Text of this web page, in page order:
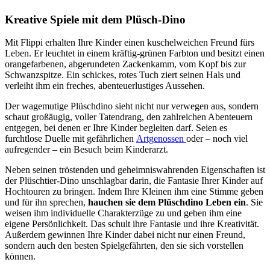
Kreative Spiele mit dem Plüsch-Dino
Mit Flippi erhalten Ihre Kinder einen kuschelweichen Freund fürs
Leben. Er leuchtet in einem kräftig-grünen Farbton und besitzt einen
orangefarbenen, abgerundeten Zackenkamm, vom Kopf bis zur
Schwanzspitze. Ein schickes, rotes Tuch ziert seinen Hals und
verleiht ihm ein freches, abenteuerlustiges Aussehen.
Der wagemutige Plüschdino sieht nicht nur verwegen aus, sondern
schaut großäugig, voller Tatendrang, den zahlreichen Abenteuern
entgegen, bei denen er Ihre Kinder begleiten darf. Seien es
furchtlose Duelle mit gefährlichen Artgenossen oder – noch viel
aufregender – ein Besuch beim Kinderarzt.
Neben seinen tröstenden und geheimniswahrenden Eigenschaften ist
der Plüschtier-Dino unschlagbar darin, die Fantasie Ihrer Kinder auf
Hochtouren zu bringen. Indem Ihre Kleinen ihm eine Stimme geben
und für ihn sprechen, hauchen sie dem Plüschdino Leben ein. Sie
weisen ihm individuelle Charakterzüge zu und geben ihm eine
eigene Persönlichkeit. Das schult ihre Fantasie und ihre Kreativität.
Außerdem gewinnen Ihre Kinder dabei nicht nur einen Freund,
sondern auch den besten Spielgefährten, den sie sich vorstellen
können.